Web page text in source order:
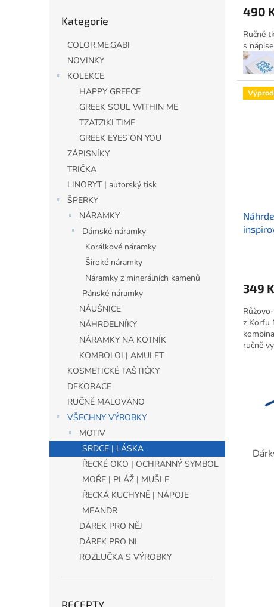
kategorie
Kategorie
COLOR.ME.GABI
NOVINKY
KOLEKCE
HAPPY GREECE
GREEK SOUL WITHIN ME
TZATZIKI TIME
GREEK EYES ON YOU
ZÁPISNÍKY
TRIČKA
LINORYT | autorský tisk
ŠPERKY
NÁRAMKY
Dámské náramky
Korálkové náramky
Široké náramky
Náramky z minerálních kamenů
Pánské náramky
NÁUŠNICE
NÁHRDELNÍKY
NÁRAMKY NA KOTNÍK
KOMBOLOI | AMULET
KOSMETICKÉ TAŠTIČKY
DEKORACE
RUČNĚ MALOVÁNO
VŠECHNY VÝROBKY
MOTIV
SRDCE | LÁSKA
ŘECKÉ OKO | OCHRANNÝ SYMBOL
MOŘE | PLÁŽ | MUŠLE
ŘECKÁ KUCHYNĚ | NÁPOJE
MEANDR
DÁREK PRO NĚJ
DÁREK PRO NI
ROZLUČKA S VÝROBKY
490
Ručně
s
349
z Korfu
ručně